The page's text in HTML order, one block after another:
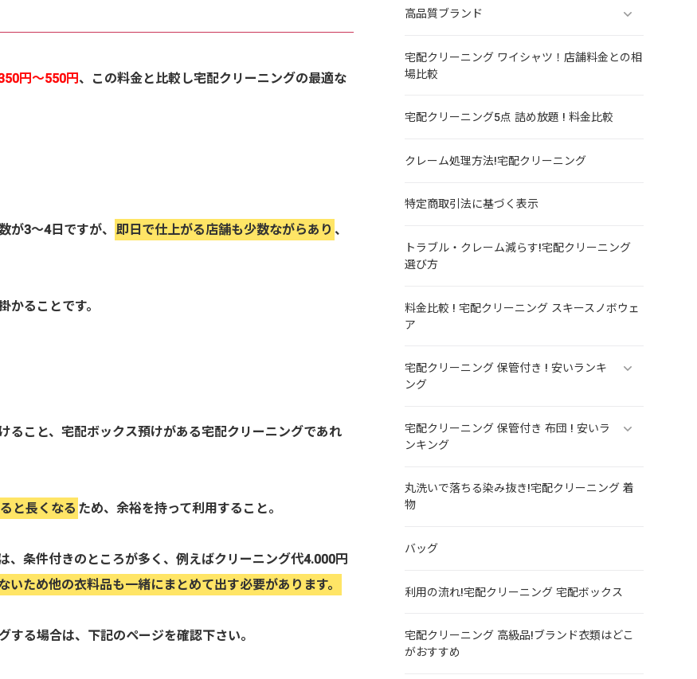
円～550円、この料金と比較し宅配クリーニングの最適な
3～4日ですが、 即日で仕上がる店舗も少数ながらあり 、
ることです。
ること、宅配ボックス預けがある宅配クリーニングであれ
と長くなる ため、余裕を持って利用すること。
、条件付きのところが多く、例えばクリーニング代4.000円
いため他の衣料品も一緒にまとめて出す必要があります。
る場合は、下記のページを確認下さい。
高品質ブランド
宅配クリーニング ワイシャツ！店舗料金との相
場比較
宅配クリーニング5点 詰め放題 ! 料金比較
クレーム処理方法!宅配クリーニング
特定商取引法に基づく表示
トラブル・クレーム減らす!宅配クリーニング
選び方
料金比較 ! 宅配クリーニング スキースノボウェ
ア
宅配クリーニング 保管付き ! 安いランキ
ング
宅配クリーニング 保管付き 布団 ! 安いラ
ンキング
丸洗いで落ちる染み抜き!宅配クリーニング 着
物
バッグ
利用の流れ!宅配クリーニング 宅配ボックス
宅配クリーニング 高級品!ブランド衣類はどこ
がおすすめ